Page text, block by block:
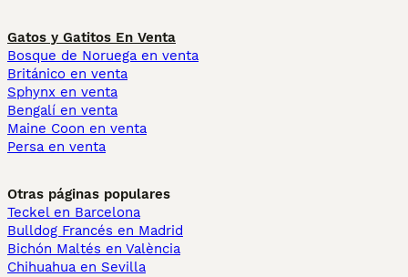
Gatos y Gatitos En Venta
Bosque de Noruega en venta
Británico en venta
Sphynx en venta
Bengalí en venta
Maine Coon en venta
Persa en venta
Otras páginas populares
Teckel en Barcelona
Bulldog Francés en Madrid
Bichón Maltés en València
Chihuahua en Sevilla